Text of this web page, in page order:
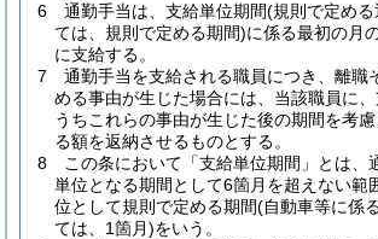
6
通勤手当は、支給単位期間(規則で定め
ては、規則で定める期間)に係る最初の月
に支給する。
7
通勤手当を支給される職員につき、離職
める事由が生じた場合には、当該職員に
うちこれらの事由が生じた後の期間を考
る額を返納させるものとする。
8
この条において「支給単位期間」とは、
単位となる期間として6箇月を超えない範
位として規則で定める期間(自動車等に係
ては、1箇月)をいう。